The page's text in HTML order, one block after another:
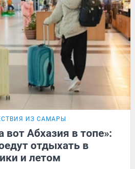
ИЗ САМАРЫ
вот Абхазия в топе»:
отдыхать в
и летом